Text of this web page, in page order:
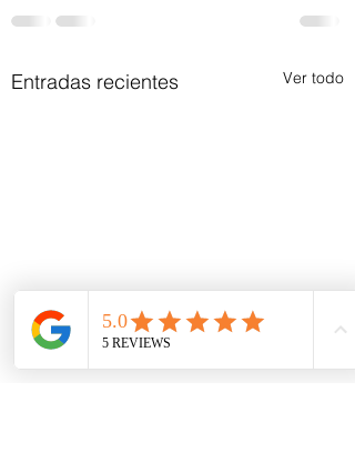
Entradas recientes Ver todo